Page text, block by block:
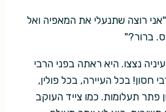
רוצה שתנעלי את המאפיה ואל
ברור?"
נצצו. היא ראתה בפני הרבי
חסון! בכל העיירה, בכל פולין,
פתר תעלומות. כמו צייד העוקב